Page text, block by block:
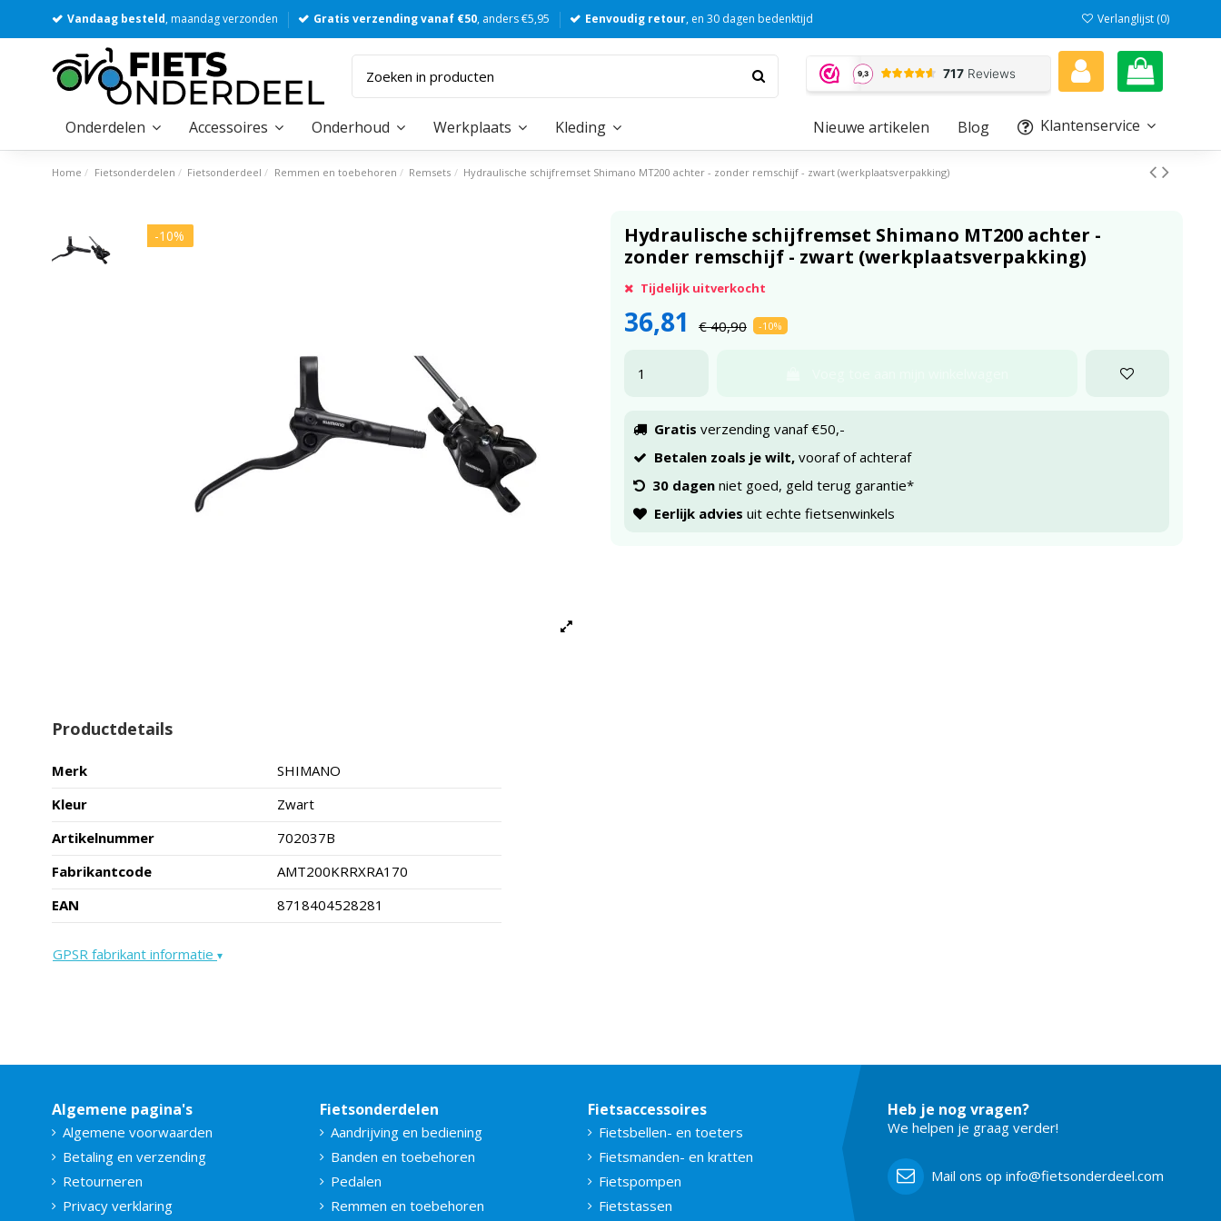
Vandaag besteld, maandag verzonden Gratis verzending vanaf €50, anders €5,95 Eenvoudig retour, en 30 dagen bedenktijd Verlanglijst (0)
Onderdelen Accessoires Onderhoud Werkplaats Kleding Klantenservice
Blog
Nieuwe artikelen
Home Fietsonderdelen Fietsonderdeel Remmen en toebehoren Remsets Hydraulische schijfremset Shimano MT200 achter - zonder remschijf - zwart (werkplaatsverpakking)
-10%
Hydraulische schijfremset Shimano MT200 achter -
zonder remschijf - zwart (werkplaatsverpakking)
Tijdelijk uitverkocht
36,81 € 40,90 -10%
Gratis verzending vanaf €50,-
Betalen zoals je wilt,vooraf of achteraf
30 dagenniet goed, geld terug garantie*
Eerlijk advies uit echte fietsenwinkels
Productdetails
Merk
SHIMANO
Kleur
Zwart
Artikelnummer
702037B
Fabrikantcode
AMT200KRRXRA170
EAN
8718404528281
GPSR fabrikant informatie ▾
Algemene pagina's
Algemene voorwaarden
Betaling en verzending
Retourneren
Privacy verklaring
Fietsonderdelen
Aandrijving en bediening
Banden en toebehoren
Pedalen
Remmen en toebehoren
Fietsaccessoires
Fietsbellen- en toeters
Fietsmanden- en kratten
Fietspompen
Fietstassen
Heb je nog vragen?
We helpen je graag verder!
Mail ons op info@fietsonderdeel.com